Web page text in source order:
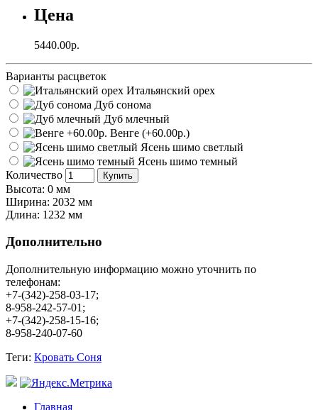
Цена
5440.00р.
Варианты расцветок
Итальянский орех
Дуб сонома
Дуб млечный
Венге (+60.00р.)
Ясень шимо светлый
Ясень шимо темный
Количество
Купить
Высота: 0 мм
Ширина: 2032 мм
Длина: 1232 мм
Дополнительно
Дополнительную информацию можно уточнить по
телефонам:
+7-(342)-258-03-17;
8-958-242-57-01;
+7-(342)-258-15-16;
8-958-240-07-60
Теги: Кровать Соня
Главная